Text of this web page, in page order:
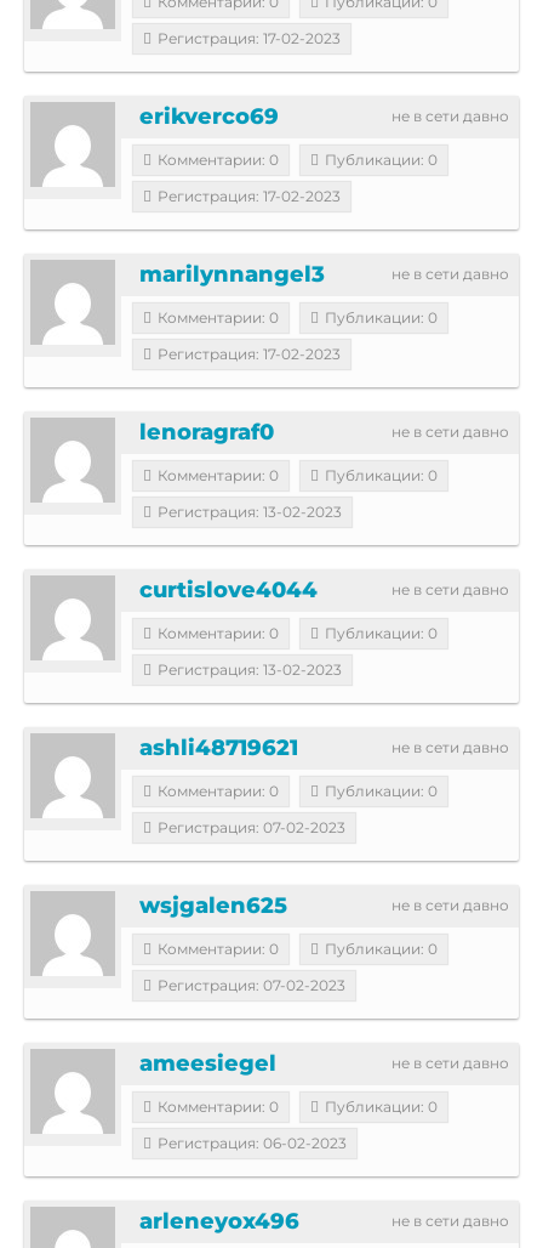
Регистрация: 17-02-2023
не в сети давно
erikverco69
Комментарии: 0
Публикации: 0
Регистрация: 17-02-2023
не в сети давно
marilynnangel3
Комментарии: 0
Публикации: 0
Регистрация: 17-02-2023
не в сети давно
lenoragraf0
Комментарии: 0
Публикации: 0
Регистрация: 13-02-2023
не в сети давно
curtislove4044
Комментарии: 0
Публикации: 0
Регистрация: 13-02-2023
не в сети давно
ashli48719621
Комментарии: 0
Публикации: 0
Регистрация: 07-02-2023
не в сети давно
wsjgalen625
Комментарии: 0
Публикации: 0
Регистрация: 07-02-2023
не в сети давно
ameesiegel
Комментарии: 0
Публикации: 0
Регистрация: 06-02-2023
не в сети давно
arleneyox496